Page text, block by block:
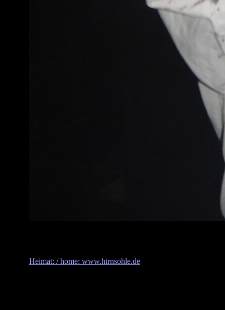
Heimat: / home: www.hirnsohle.de